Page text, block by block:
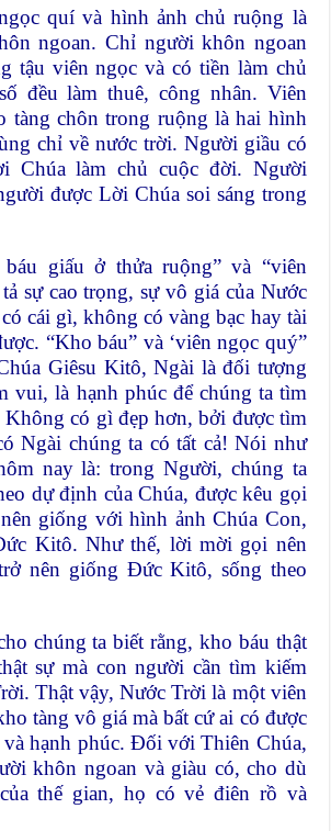
quí và hình ảnh chủ ruộng là
ngoan. Chỉ người khôn ngoan
tậu viên ngọc và có tiền làm chủ
đều làm thuê, công nhân. Viên
tàng chôn trong ruộng là hai hình
chỉ về nước trời. Người giầu có
Chúa làm chủ cuộc đời. Người
được Lời Chúa soi sáng trong
giấu ở thửa ruộng” và “viên
sự cao trọng, sự vô giá của Nước
cái gì, không có vàng bạc hay tài
“Kho báu” và ‘viên ngọc quý”
Giêsu Kitô, Ngài là đối tượng
vui, là hạnh phúc để chúng ta tìm
Không có gì đẹp hơn, bởi được tìm
Ngài chúng ta có tất cả! Nói như
nay là: trong Người, chúng ta
dự định của Chúa, được kêu gọi
giống với hình ảnh Chúa Con,
Kitô. Như thế, lời mời gọi nên
nên giống Đức Kitô, sống theo
chúng ta biết rằng, kho báu thật
sự mà con người cần tìm kiếm
Thật vậy, Nước Trời là một viên
tàng vô giá mà bất cứ ai có được
và hạnh phúc. Đối với Thiên Chúa,
khôn ngoan và giàu có, cho dù
thế gian, họ có vẻ điên rồ và